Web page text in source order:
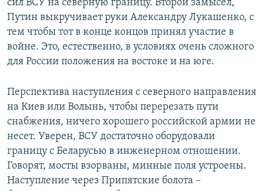
сил ВСУ на северную границу. Второй замысел,
Путин выкручивает руки Александру Лукашенко, с
тем чтобы тот в конце концов принял участие в
войне. Это, естественно, в условиях очень сложного
для России положения на востоке и на юге.
Перспектива наступления с северного направления
на Киев или Волынь, чтобы перерезать пути
снабжения, ничего хорошего российской армии не
несет. Уверен, ВСУ достаточно оборудовали
границу с Беларусью в инженерном отношении.
Говорят, мосты взорваны, минные поля устроены.
Наступление через Припятские болота –